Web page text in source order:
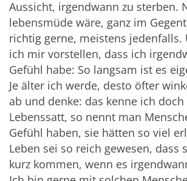
Aussicht, irgendwann zu sterben.
lebensmüde wäre, ganz im
richtig gerne, meistens jedenfalls.
ich mir vorstellen, dass ich
Gefühl habe: So langsam ist es
Je älter ich werde, desto öfter
ab und denke: das kenne ich doch
Lebenssatt, so nennt man
Gefühl haben, sie hätten so viel
Leben sei so reich gewesen, dass
kurz kommen, wenn es